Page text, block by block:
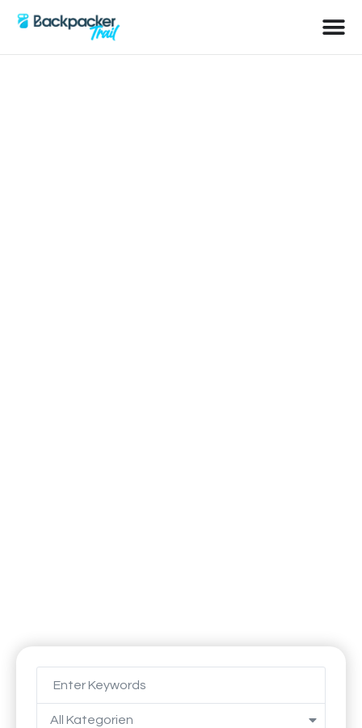
All Kategorien